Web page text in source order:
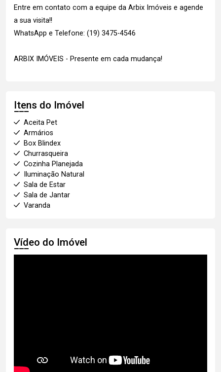
Entre em contato com a equipe da Arbix Imóveis e agende
a sua visita!!
WhatsApp e Telefone: (19) 3475-4546
ARBIX IMÓVEIS - Presente em cada mudança!
Itens do Imóvel
Aceita Pet
Armários
Box Blindex
Churrasqueira
Cozinha Planejada
Iluminação Natural
Sala de Estar
Sala de Jantar
Varanda
Vídeo do Imóvel